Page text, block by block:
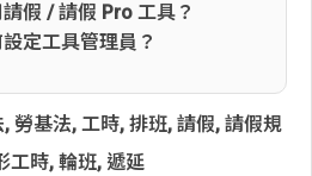
假 / 請假 Pro 工具？
定工具管理員？
, 勞基法, 工時, 排班, 請假, 請假規
工時, 輪班, 遞延